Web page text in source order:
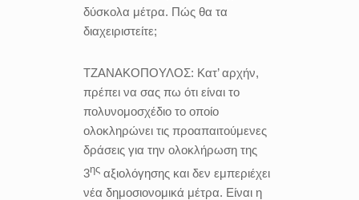
δύσκολα μέτρα. Πώς θα τα
διαχειριστείτε;
ΤΖΑΝΑΚΟΠΟΥΛΟΣ: Κατ’ αρχήν,
πρέπει να σας πω ότι είναι το
πολυνομοσχέδιο το οποίο
ολοκληρώνει τις προαπαιτούμενες
δράσεις για την ολοκλήρωση της
3ης αξιολόγησης και δεν εμπεριέχει
νέα δημοσιονομικά μέτρα. Είναι η